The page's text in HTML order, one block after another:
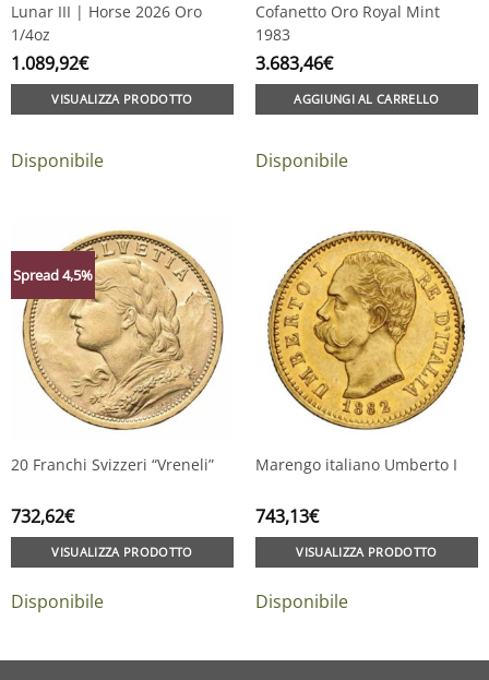
Lunar III | Horse 2026 Oro
1/4oz
1.089,92€
VISUALIZZA PRODOTTO
Disponibile
Cofanetto Oro Royal Mint
1983
3.683,46€
AGGIUNGI AL CARRELLO
Disponibile
Spread 4,5%
20 Franchi Svizzeri “Vreneli”
732,62€
VISUALIZZA PRODOTTO
Disponibile
Marengo italiano Umberto I
743,13€
VISUALIZZA PRODOTTO
Disponibile